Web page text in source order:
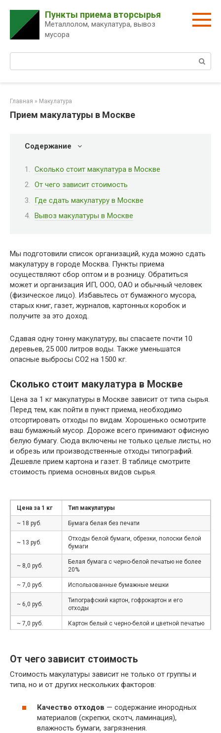
контенту
Пункты приема вторсырья
Металлолом, макулатура, вывоз
мусора
Главная » Макулатура
Прием макулатуры в Москве
Содержание
Сколько стоит макулатура в Москве
От чего зависит стоимость
Где сдать макулатуру в Москве
Вывоз макулатуры в Москве
Мы подготовили список организаций, куда можно сдать
макулатуру в городе Москва. Пункты приема
осуществляют сбор оптом и в розницу. Обратиться
может и организация ИП, ООО, ОАО и обычный человек
(физическое лицо). Избавьтесь от бумажного мусора,
старых книг, газет, журналов, картонных коробок и
получите за это доход.
Сдавая одну тонну макулатуру, вы спасаете почти 10
деревьев, 25 000 литров воды. Также уменьшатся
опасные выбросы CO2 на 1500 кг.
Сколько стоит макулатура в Москве
Цена за 1 кг макулатуры в Москве зависит от типа сырья.
Перед тем, как пойти в пункт приема, необходимо
отсортировать отходы по видам. Хорошенько осмотрите
ваш бумажный мусор. Дороже всего принимают офисную
белую бумагу. Сюда включены не только целые листы, но
и обрезь или производственные отходы типографий.
Дешевле прием картона и газет. В таблице смотрите
стоимость приема основных видов сырья.
Цена за 1 кг Тип макулатуры
~ 18 руб. Бумага белая без печати
~ 13 руб.
Отходы белой бумаги, обрезки, полоски белой
бумаги
~ 8,0 руб.
Белая бумага с черно-белой печатью не более
20%
~ 7,0 руб. Использованные бумажные мешки
~ 6,0 руб.
Типографский картон, гофрокартон и его
отходы
~ 7,0 руб. Картон белый с черно-белой и цветной печатью
~ 5,5 руб.
использования газет и газетной бумаги
~ 3 руб. Бумажные гильзы, шпули, втулки
От чего зависит стоимость
Стоимость макулатуры зависит не только от группы и
типа, но и от других нескольких факторов:
Качество отходов — содержание инородных
материалов (скрепки, скотч, ламинация),
влажность бумаги, загрязнения.